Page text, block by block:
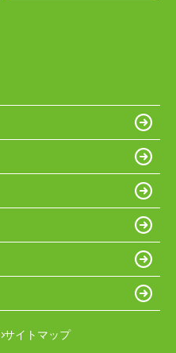
サイトマップ